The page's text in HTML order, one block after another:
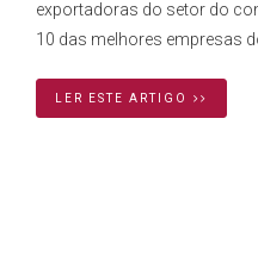
exportadoras do setor do
10 das melhores empresas
LER ESTE ARTIGO